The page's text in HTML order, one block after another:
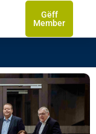
Gëff
Member